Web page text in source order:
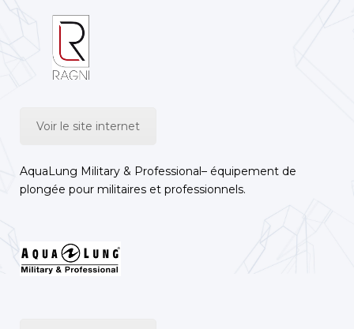
Voir le site internet
AquaLung Military & Professional– équipement de
plongée pour militaires et professionnels.